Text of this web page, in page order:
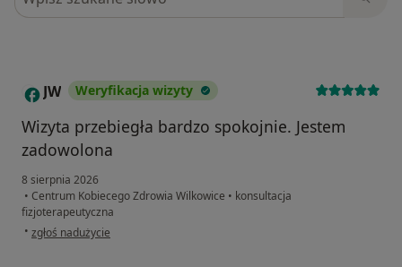
J JW Weryfikacja wizyty
Wizyta przebiegła bardzo spokojnie. Jestem
zadowolona
8 sierpnia 2026
• Centrum Kobiecego Zdrowia Wilkowice • konsultacja
fizjoterapeutyczna
• w opinii użytkownika JW
zgłoś nadużycie